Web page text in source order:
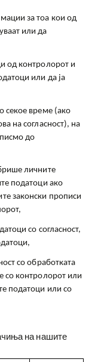
за тоа кои од
или да
од контролорот и
или да ја
секое време (ако
на согласност), на
до
личните
податоци ако
законски прописи
со согласност,
со обработката
со контролорот или
податоци или со
на нашите